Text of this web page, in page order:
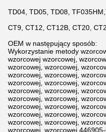
TD04, TD05, TD08,
CT9, CT12, CT12B, CT20,
OEM w następujący sposób:
Wykorzystanie metody
wzorcowej wzorcowej,
wzorcowej, wzorcowej,
wzorcowej, wzorcowej,
wzorcowej, wzorcowej,
wzorcowej, wzorcowej,
wzorcowej, wzorcowej,
wzorcowej, wzorcowej,
wzorcowej, wzorcowej,
wzorcowej, wzorcowej,
wzorcowej,